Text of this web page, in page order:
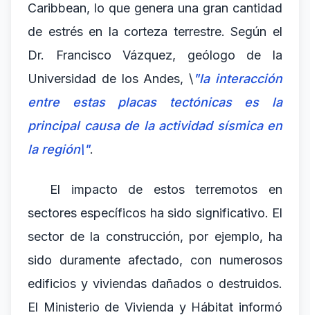
Caribbean, lo que genera una gran cantidad
de estrés en la corteza terrestre. Según el
Dr. Francisco Vázquez, geólogo de la
Universidad de los Andes, \"la interacción
entre estas placas tectónicas es la
principal causa de la actividad sísmica en
la región\".
El impacto de estos terremotos en
sectores específicos ha sido significativo. El
sector de la construcción, por ejemplo, ha
sido duramente afectado, con numerosos
edificios y viviendas dañados o destruidos.
El Ministerio de Vivienda y Hábitat informó